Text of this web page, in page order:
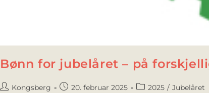
Bønn for jubelåret – på
Kongsberg 20. februar 2025 2025 / Jubelåret